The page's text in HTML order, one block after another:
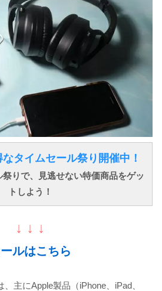
タイムセール祭り開催中！
りで、見逃せない特価商品をゲッ
トしよう！
↓ ↓ ↓
ルはこちら
主にApple製品（iPhone、iPad、